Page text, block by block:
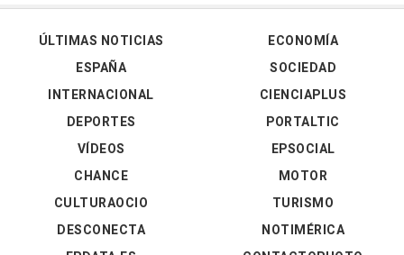
ÚLTIMAS NOTICIAS
ESPAÑA
INTERNACIONAL
DEPORTES
VÍDEOS
ECONOMÍA
SOCIEDAD
CIENCIAPLUS
PORTALTIC
EPSOCIAL
CHANCE
CULTURAOCIO
DESCONECTA
MOTOR
TURISMO
NOTIMÉRICA